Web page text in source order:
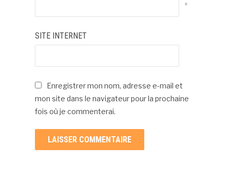
*
SITE INTERNET
Enregistrer mon nom, adresse e-mail et
mon site dans le navigateur pour la prochaine
fois où je commenterai.